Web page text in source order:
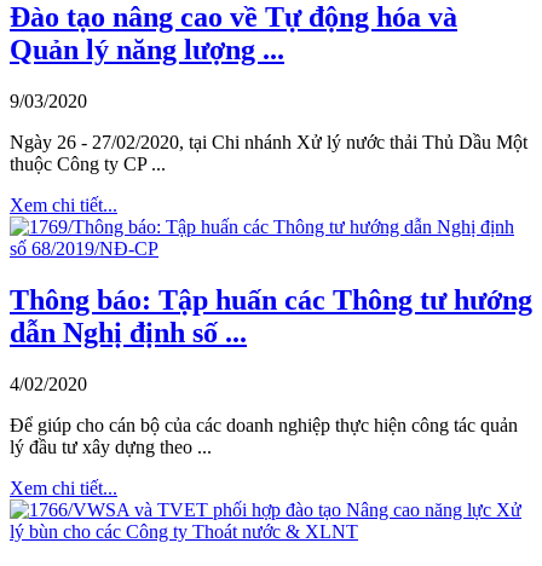
Đào tạo nâng cao về Tự động hóa và
Quản lý năng lượng ...
9/03/2020
Ngày 26 - 27/02/2020, tại Chi nhánh Xử lý nước thải Thủ Dầu Một
thuộc Công ty CP ...
Xem chi tiết...
Thông báo: Tập huấn các Thông tư hướng
dẫn Nghị định số ...
4/02/2020
Để giúp cho cán bộ của các doanh nghiệp thực hiện công tác quản
lý đầu tư xây dựng theo ...
Xem chi tiết...